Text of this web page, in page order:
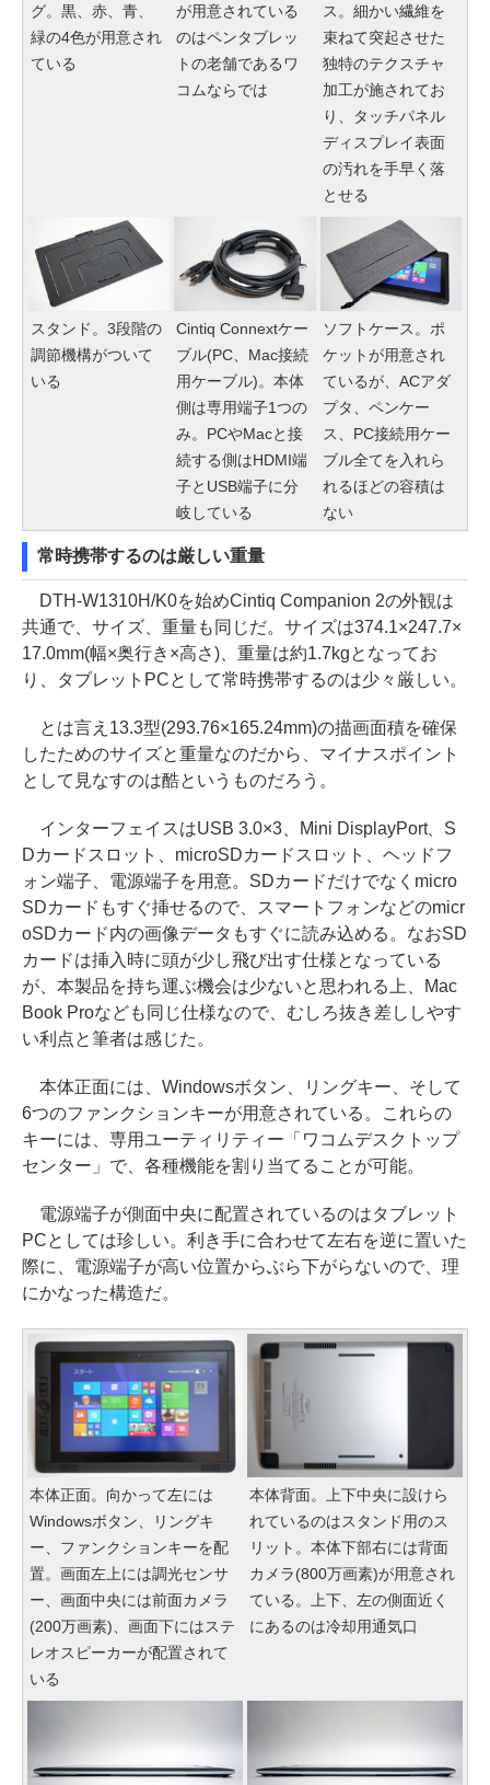
グ。黒、赤、青、
緑の4色が用意され
ている
が用意されている
のはペンタブレッ
トの老舗であるワ
コムならでは
ス。細かい繊維を
束ねて突起させた
独特のテクスチャ
加工が施されてお
り、タッチパネル
ディスプレイ表面
の汚れを手早く落
とせる
スタンド。3段階の
調節機構がついて
いる
Cintiq Connextケー
ブル(PC、Mac接続
用ケーブル)。本体
側は専用端子1つの
み。PCやMacと接
続する側はHDMI端
子とUSB端子に分
岐している
ソフトケース。ポ
ケットが用意され
ているが、ACアダ
プタ、ペンケー
ス、PC接続用ケー
ブル全てを入れら
れるほどの容積は
ない
常時携帯するのは厳しい重量
DTH-W1310H/K0を始めCintiq Companion 2の外観は
共通で、サイズ、重量も同じだ。サイズは374.1×247.7×
17.0mm(幅×奥行き×高さ)、重量は約1.7kgとなってお
り、タブレットPCとして常時携帯するのは少々厳しい。
とは言え13.3型(293.76×165.24mm)の描画面積を確保
したためのサイズと重量なのだから、マイナスポイント
として見なすのは酷というものだろう。
インターフェイスはUSB 3.0×3、Mini DisplayPort、S
Dカードスロット、microSDカードスロット、ヘッドフ
ォン端子、電源端子を用意。SDカードだけでなくmicro
SDカードもすぐ挿せるので、スマートフォンなどのmicr
oSDカード内の画像データもすぐに読み込める。なおSD
カードは挿入時に頭が少し飛び出す仕様となっている
が、本製品を持ち運ぶ機会は少ないと思われる上、Mac
Book Proなども同じ仕様なので、むしろ抜き差ししやす
い利点と筆者は感じた。
本体正面には、Windowsボタン、リングキー、そして
6つのファンクションキーが用意されている。これらの
キーには、専用ユーティリティー「ワコムデスクトップ
センター」で、各種機能を割り当てることが可能。
電源端子が側面中央に配置されているのはタブレット
PCとしては珍しい。利き手に合わせて左右を逆に置いた
際に、電源端子が高い位置からぶら下がらないので、理
にかなった構造だ。
本体正面。向かって左には
Windowsボタン、リングキ
ー、ファンクションキーを配
置。画面左上には調光センサ
ー、画面中央には前面カメラ
(200万画素)、画面下にはステ
レオスピーカーが配置されて
いる
本体背面。上下中央に設けら
れているのはスタンド用のス
リット。本体下部右には背面
カメラ(800万画素)が用意され
ている。上下、左の側面近く
にあるのは冷却用通気口